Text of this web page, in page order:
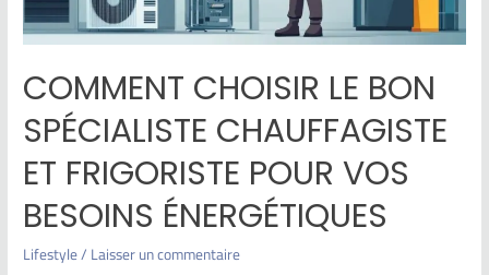
COMMENT CHOISIR LE BON
SPÉCIALISTE CHAUFFAGISTE
ET FRIGORISTE POUR VOS
BESOINS ÉNERGÉTIQUES
Lifestyle/Laisser un commentaire